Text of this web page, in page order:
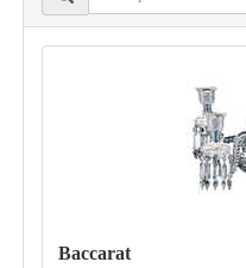
Baccarat